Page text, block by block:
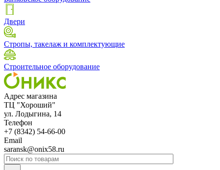
Двери
Стропы, такелаж и комплектующие
Строительное оборудование
Адрес магазина
ТЦ "Хороший"
ул. Лодыгина, 14
Телефон
+7 (8342) 54-66-00
Email
saransk@onix58.ru